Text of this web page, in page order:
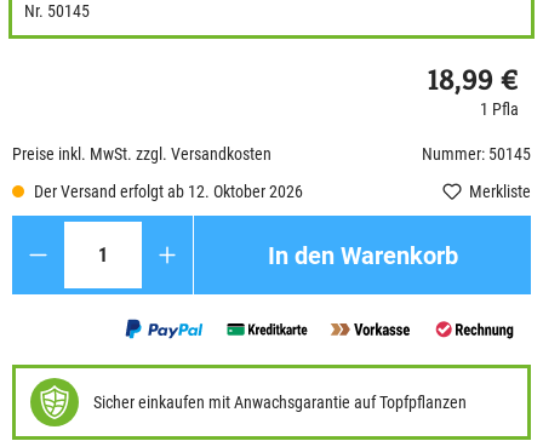
Nr. 50145
18,99 €
1 Pfla
Preise inkl. MwSt. zzgl. Versandkosten
Nummer: 50145
Der Versand erfolgt ab 12. Oktober 2026
Merkliste
In den Warenkorb
Sicher einkaufen mit Anwachsgarantie auf Topfpflanzen